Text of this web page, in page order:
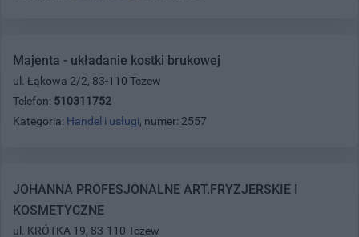
Majenta - układanie kostki brukowej
ul. Łąkowa 2/2, 83-110 Tczew
Telefon: 510311752
Kategoria: Handel i usługi, numer: 2557
JOHANNA PROFESJONALNE ART.FRYZJERSKIE I
KOSMETYCZNE
ul. KRÓTKA 19, 83-110 Tczew